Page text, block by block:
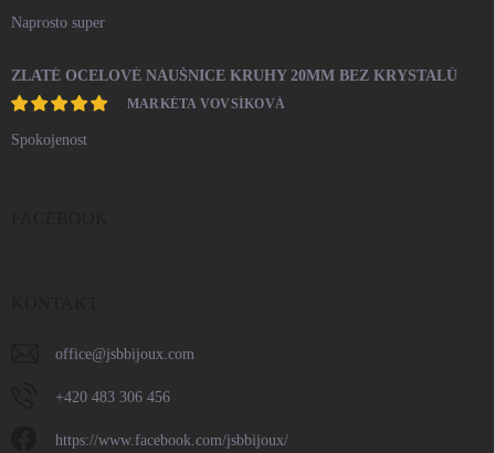
Naprosto super
ZLATÉ OCELOVÉ NÁUŠNICE KRUHY 20MM BEZ KRYSTALŮ
MARKÉTA VOVSÍKOVÁ
Spokojenost
office@jsbbijoux.com
+420 483 306 456
https://www.facebook.com/jsbbijoux/